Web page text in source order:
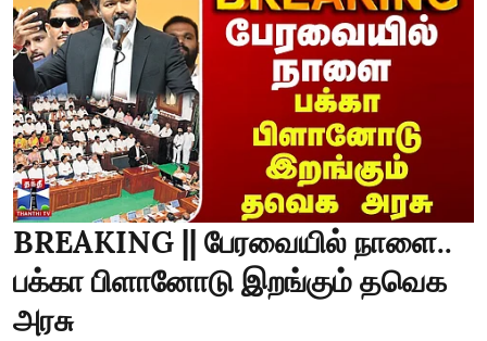
BREAKING || பேரவையில் நாளை..
பக்கா பிளானோடு இறங்கும் தவெக
அரசு